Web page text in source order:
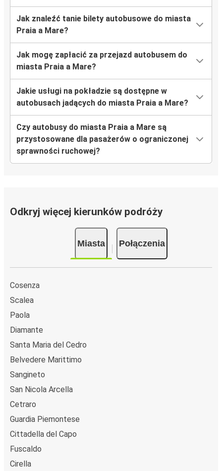
Jak znaleźć tanie bilety autobusowe do miasta
Praia a Mare?
Jak mogę zapłacić za przejazd autobusem do
miasta Praia a Mare?
Jakie usługi na pokładzie są dostępne w
autobusach jadących do miasta Praia a Mare?
Czy autobusy do miasta Praia a Mare są
przystosowane dla pasażerów o ograniczonej
sprawności ruchowej?
Odkryj więcej kierunków podróży
Miasta Połączenia
Cosenza
Scalea
Paola
Diamante
Santa Maria del Cedro
Belvedere Marittimo
Sangineto
San Nicola Arcella
Cetraro
Guardia Piemontese
Cittadella del Capo
Fuscaldo
Cirella